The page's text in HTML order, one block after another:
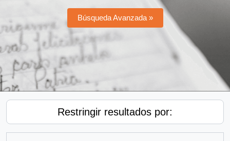
Búsqueda Avanzada »
Restringir resultados por: